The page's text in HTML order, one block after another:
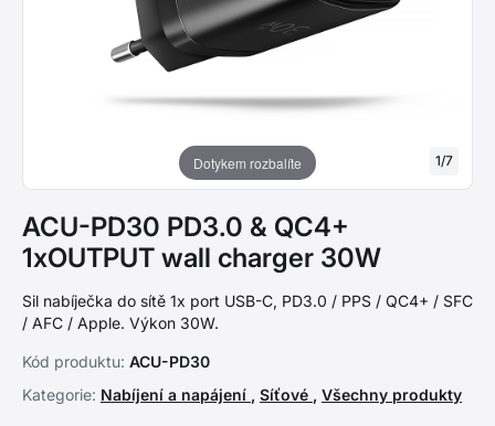
Dotykem rozbalíte 1/7
ACU-PD30 PD3.0 & QC4+
1xOUTPUT wall charger 30W
Sil nabíječka do sítě 1x port USB-C, PD3.0 / PPS / QC4+ / SFC
/ AFC / Apple. Výkon 30W.
Kód produktu: ACU-PD30
Kategorie: Nabíjení a napájení , Síťové , Všechny produkty